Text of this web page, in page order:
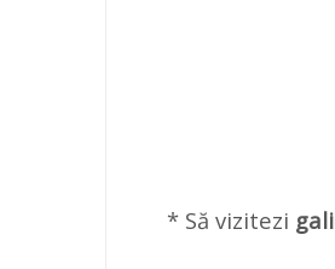
* Să vizitezi